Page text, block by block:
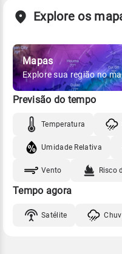
Explore os
Mapas
Explore sua região no
Previsão do tempo
Temperatura
Umidade Relativa
Vento Risco
Tempo agora
Satélite